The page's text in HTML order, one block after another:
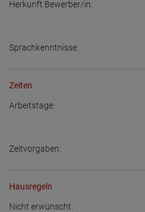
Herkunft Bewerber/in:
Sprachkenntnisse:
Zeiten
Arbeitstage:
Zeitvorgaben:
Hausregeln
Nicht erwünscht: